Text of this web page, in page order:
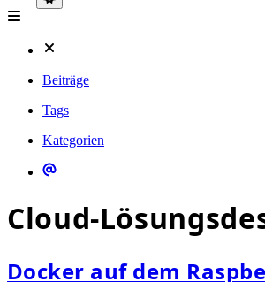
Beiträge
Tags
Kategorien
Cloud-
Docker auf dem